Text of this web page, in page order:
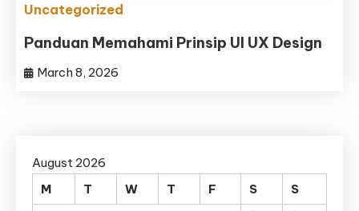
Uncategorized
Panduan Memahami Prinsip UI UX Design
March 8, 2026
August 2026
M
T W T F S
S